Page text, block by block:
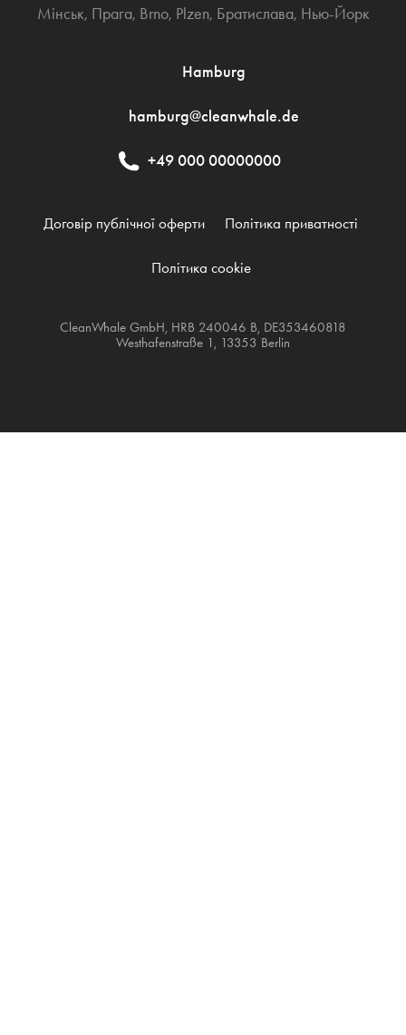
Мінськ, Прага, Brno, Plzen, Братислава, Нью-Йорк
Hamburg
hamburg@cleanwhale.de
+49 000 00000000
Договір публічної оферти Політика приватності
Політика cookie
CleanWhale GmbH, HRB 240046 B, DE353460818
Westhafenstraße 1, 13353 Berlin